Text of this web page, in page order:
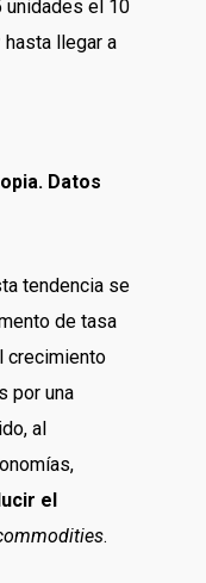
unidades el 10
hasta llegar a
Datos
tendencia se
de tasa
crecimiento
por una
al
el
.